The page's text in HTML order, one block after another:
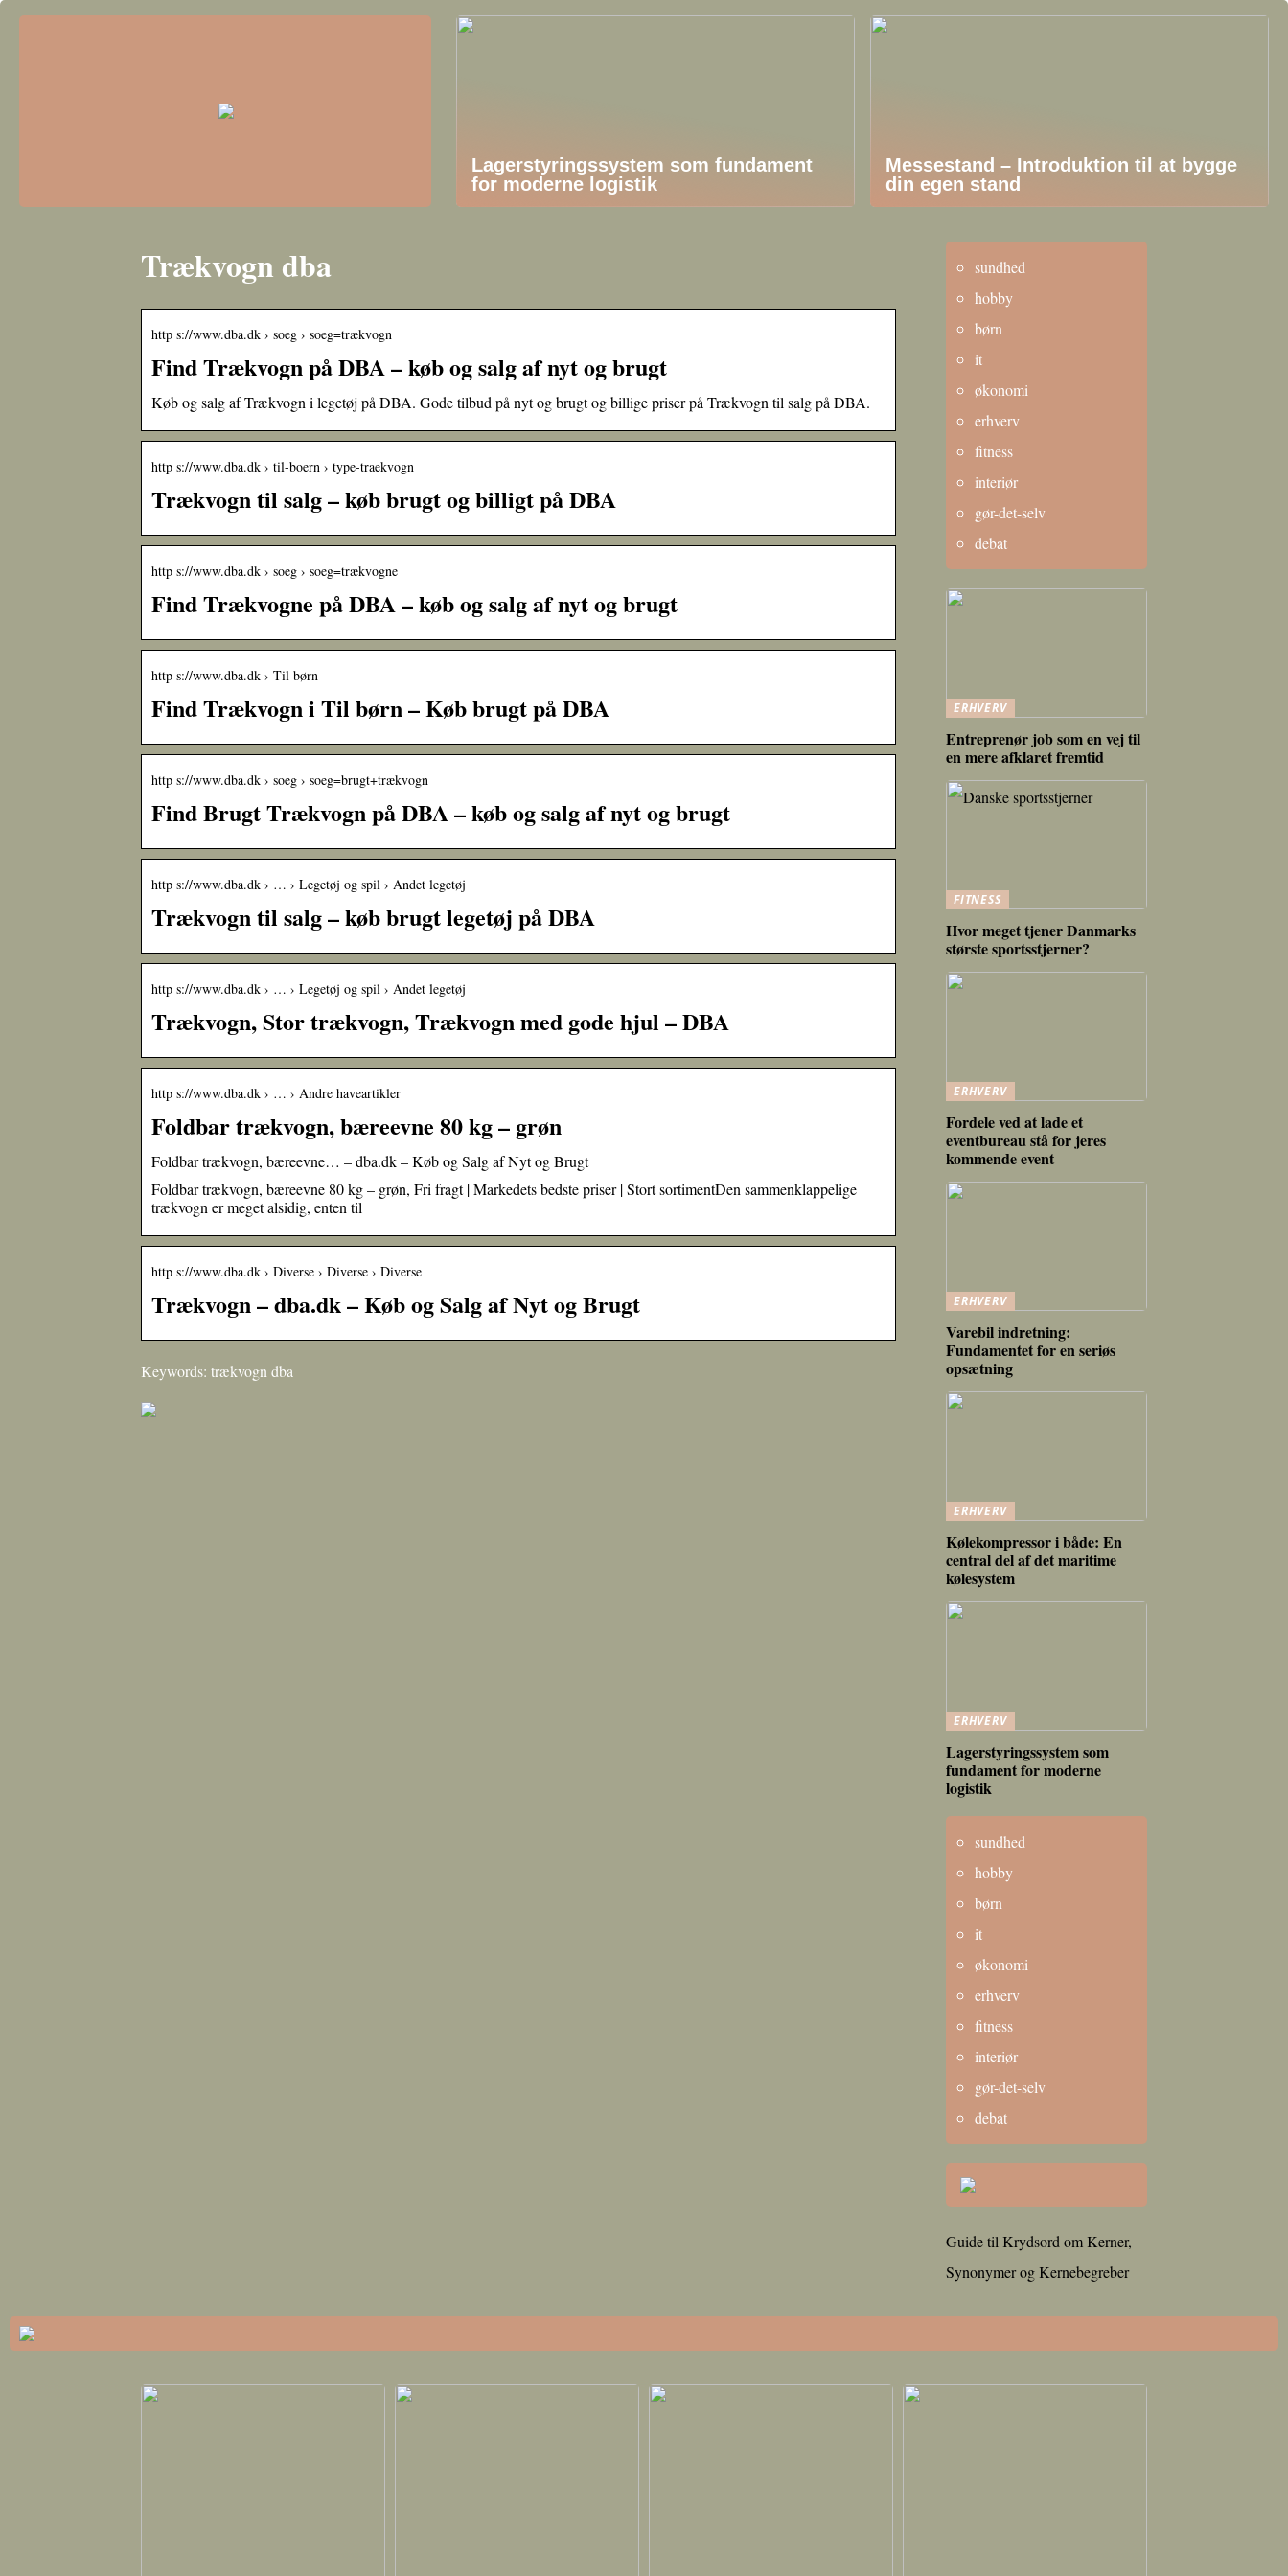
Lagerstyringssystem som fundament
for moderne logistik
Messestand – Introduktion til at bygge
din egen stand
Trækvogn dba
http s://www.dba.dk › soeg › soeg=trækvogn
Find Trækvogn på DBA – køb og salg af nyt og brugt
Køb og salg af Trækvogn i legetøj på DBA. Gode tilbud på nyt og brugt og billige priser på Trækvogn til salg på DBA.
http s://www.dba.dk › til-boern › type-traekvogn
Trækvogn til salg – køb brugt og billigt på DBA
http s://www.dba.dk › soeg › soeg=trækvogne
Find Trækvogne på DBA – køb og salg af nyt og brugt
http s://www.dba.dk › Til børn
Find Trækvogn i Til børn – Køb brugt på DBA
http s://www.dba.dk › soeg › soeg=brugt+trækvogn
Find Brugt Trækvogn på DBA – køb og salg af nyt og brugt
http s://www.dba.dk › … › Legetøj og spil › Andet legetøj
Trækvogn til salg – køb brugt legetøj på DBA
http s://www.dba.dk › … › Legetøj og spil › Andet legetøj
Trækvogn, Stor trækvogn, Trækvogn med gode hjul – DBA
http s://www.dba.dk › … › Andre haveartikler
Foldbar trækvogn, bæreevne 80 kg – grøn
Foldbar trækvogn, bæreevne… – dba.dk – Køb og Salg af Nyt og Brugt
Foldbar trækvogn, bæreevne 80 kg – grøn, Fri fragt | Markedets bedste priser | Stort sortimentDen sammenklappelige
trækvogn er meget alsidig, enten til
http s://www.dba.dk › Diverse › Diverse › Diverse
Trækvogn – dba.dk – Køb og Salg af Nyt og Brugt
Keywords: trækvogn dba
sundhed
hobby
børn
it
økonomi
erhverv
fitness
interiør
gør-det-selv
debat
ERHVERV
Entreprenør job som en vej til
en mere afklaret fremtid
FITNESS
Hvor meget tjener Danmarks
største sportsstjerner?
ERHVERV
Fordele ved at lade et
eventbureau stå for jeres
kommende event
ERHVERV
Varebil indretning:
Fundamentet for en seriøs
opsætning
ERHVERV
Kølekompressor i både: En
central del af det maritime
kølesystem
ERHVERV
Lagerstyringssystem som
fundament for moderne
logistik
sundhed
hobby
børn
it
økonomi
erhverv
fitness
interiør
gør-det-selv
debat
Guide til Krydsord om Kerner,
Synonymer og Kernebegreber